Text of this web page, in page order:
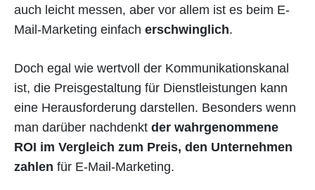
auch leicht messen, aber vor allem ist es beim E-
Mail-Marketing einfach erschwinglich.
Doch egal wie wertvoll der Kommunikationskanal
ist, die Preisgestaltung für Dienstleistungen kann
eine Herausforderung darstellen. Besonders wenn
man darüber nachdenkt der wahrgenommene
ROI im Vergleich zum Preis, den Unternehmen
zahlen für E-Mail-Marketing.